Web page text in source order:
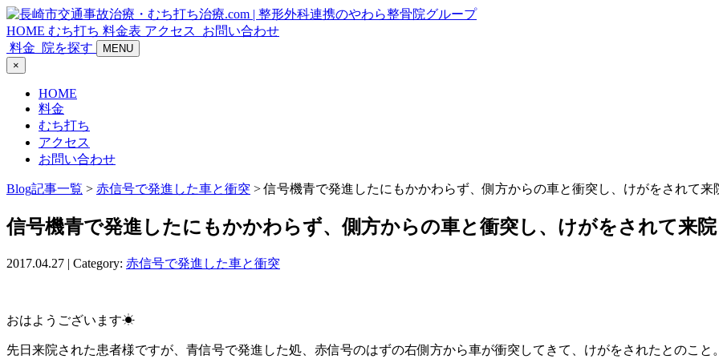
HOME むち打ち 料金表 アクセス
お問い合わせ
料金
院を探す
MENU
×
HOME
料金
むち打ち
アクセス
お問い合わせ
Blog記事一覧 > 赤信号で発進した車と衝突 > 信号機青で発進したにもかかわらず、側方からの車と衝突し、けがをされて来
信号機青で発進したにもかかわらず、側方からの車と衝突し、けがをされて来院
2017.04.27 | Category: 赤信号で発進した車と衝突
おはようございます☀
先日来院された患者様ですが、青信号で発進した処、赤信号のはずの右側方から車が衝突してきて、けがをされたとのこと